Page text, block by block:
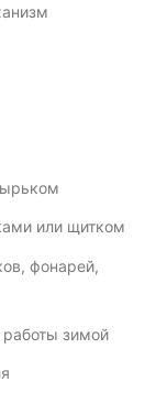
или щитком
фонарей,
зимой